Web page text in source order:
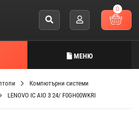
0
МЕНЮ
Компютърни системи
LENOVO IC AIO 3 24/ F0GH00WKRI